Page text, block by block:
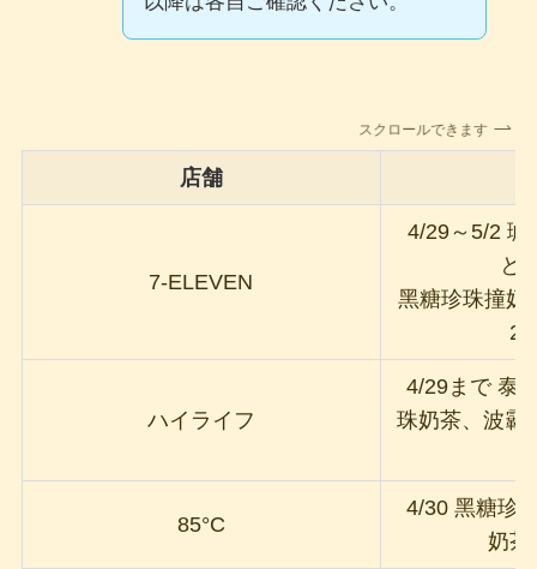
スクロールできます
店舗
7-ELEVEN
4/29～5/2 琥
と
黑糖珍珠撞奶
2
ハイライフ
4/29まで 泰
珠奶茶、波霸
85°C
4/30 黑糖珍
奶茶